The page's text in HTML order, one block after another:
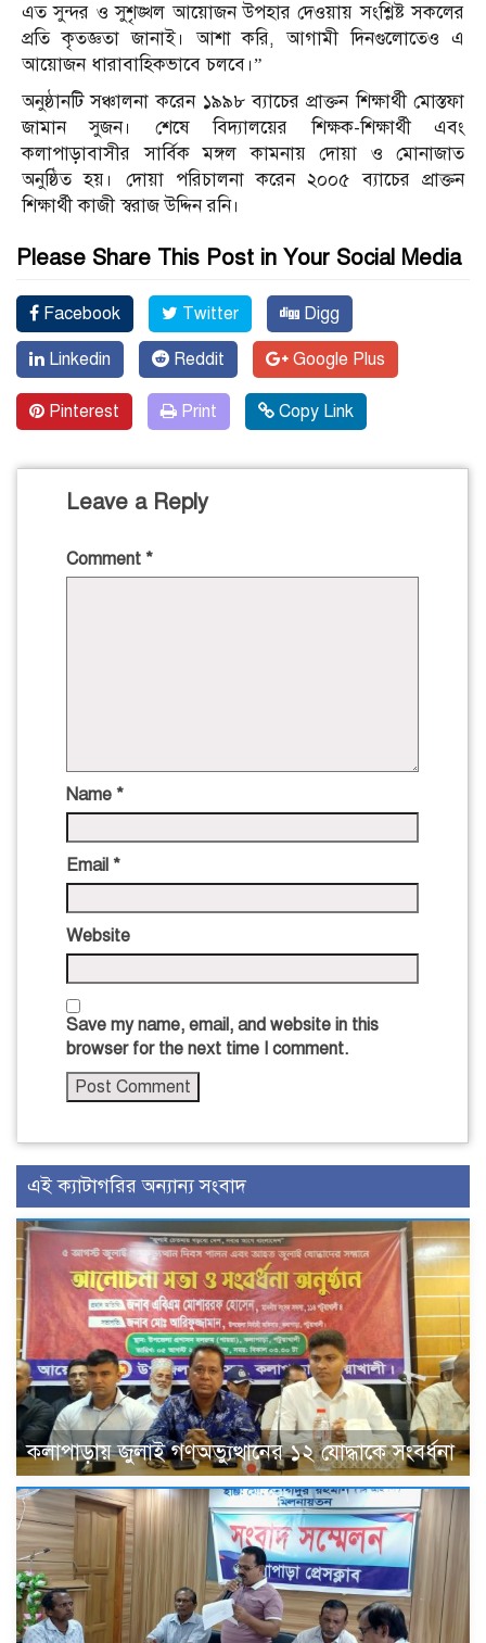
এত সুন্দর ও সুশৃঙ্খল আয়োজন উপহার দেওয়ায় সংশ্লিষ্ট সকলের
প্রতি কৃতজ্ঞতা জানাই। আশা করি, আগামী দিনগুলোতেও এ
আয়োজন ধারাবাহিকভাবে চলবে।”
অনুষ্ঠানটি সঞ্চালনা করেন ১৯৯৮ ব্যাচের প্রাক্তন শিক্ষার্থী মোস্তফা
জামান সুজন। শেষে বিদ্যালয়ের শিক্ষক-শিক্ষার্থী এবং
কলাপাড়াবাসীর সার্বিক মঙ্গল কামনায় দোয়া ও মোনাজাত
অনুষ্ঠিত হয়। দোয়া পরিচালনা করেন ২০০৫ ব্যাচের প্রাক্তন
শিক্ষার্থী কাজী স্বরাজ উদ্দিন রনি।
Please Share This Post in Your Social Media
Facebook Twitter Digg
Linkedin Reddit Google Plus
Pinterest Print Copy Link
Leave a Reply
Comment *
Name *
Email *
Website
Save my name, email, and website in this
browser for the next time I comment.
এই ক্যাটাগরির অন্যান্য সংবাদ
কলাপাড়ায় জুলাই গণঅভ্যুত্থানের ১২ যোদ্ধাকে সংবর্ধনা